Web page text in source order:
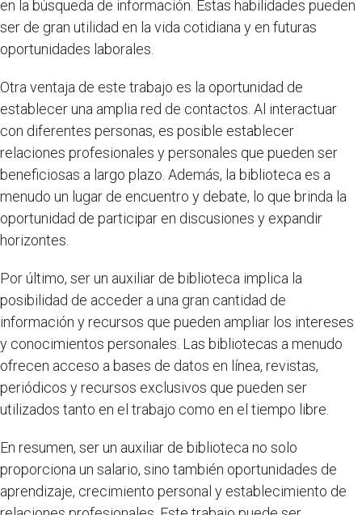
en la búsqueda de información. Estas habilidades pueden
ser de gran utilidad en la vida cotidiana y en futuras
oportunidades laborales.
Otra ventaja de este trabajo es la oportunidad de
establecer una amplia red de contactos. Al interactuar
con diferentes personas, es posible establecer
relaciones profesionales y personales que pueden ser
beneficiosas a largo plazo. Además, la biblioteca es a
menudo un lugar de encuentro y debate, lo que brinda la
oportunidad de participar en discusiones y expandir
horizontes.
Por último, ser un auxiliar de biblioteca implica la
posibilidad de acceder a una gran cantidad de
información y recursos que pueden ampliar los intereses
y conocimientos personales. Las bibliotecas a menudo
ofrecen acceso a bases de datos en línea, revistas,
periódicos y recursos exclusivos que pueden ser
utilizados tanto en el trabajo como en el tiempo libre.
En resumen, ser un auxiliar de biblioteca no solo
proporciona un salario, sino también oportunidades de
aprendizaje, crecimiento personal y establecimiento de